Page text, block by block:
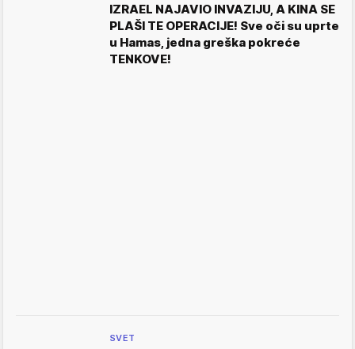
IZRAEL NAJAVIO INVAZIJU, A KINA SE
PLAŠI TE OPERACIJE! Sve oči su uprte
u Hamas, jedna greška pokreće
TENKOVE!
SVET